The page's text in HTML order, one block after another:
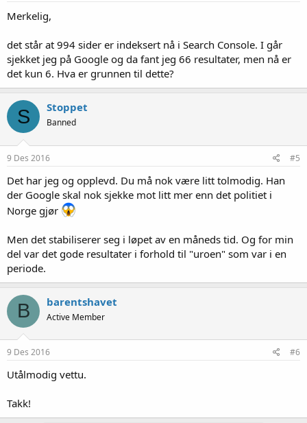
:
Merkelig,
det står at 994 sider er indeksert nå i Search Console. I går
sjekket jeg på Google og da fant jeg 66 resultater, men nå er
det kun 6. Hva er grunnen til dette?
S Stoppet
Banned
9 Des 2016 #5
Det har jeg og opplevd. Du må nok være litt tolmodig. Han
der Google skal nok sjekke mot litt mer enn det politiet i
Norge gjør
Men det stabiliserer seg i løpet av en måneds tid. Og for min
del var det gode resultater i forhold til "uroen" som var i en
periode.
B barentshavet
Active Member
9 Des 2016 #6
Utålmodig vettu.
Takk!